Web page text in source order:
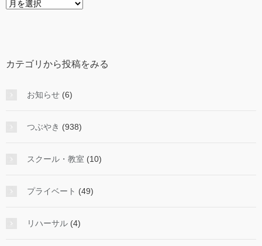
年
稿
み
カテゴリから投稿をみる
お知らせ (6)
つぶやき (938)
スクール・教室 (10)
プライベート (49)
リハーサル (4)